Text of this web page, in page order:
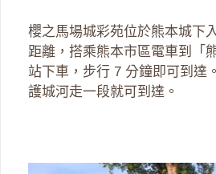
櫻之馬場城彩苑位於熊本城下
距離，搭乘熊本市區電車到「
站下車，步行 7 分鐘即可到達
護城河走一段就可到達。